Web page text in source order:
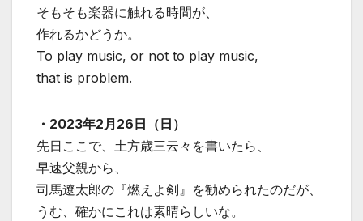
そもそも楽器に触れる時間が、
作れるかどうか。
To play music, or not to play music,
that is problem.
・2023年2月26日（日）
先日ここで、土方歳三云々を書いたら、
早速父親から、
司馬遼太郎の『燃えよ剣』を勧められたのだが、
うむ、確かにこれは素晴らしいな。